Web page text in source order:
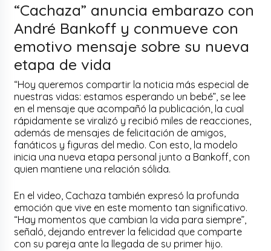
“Cachaza” anuncia embarazo con
André Bankoff y conmueve con
emotivo mensaje sobre su nueva
etapa de vida
“Hoy queremos compartir la noticia más especial de
nuestras vidas: estamos esperando un bebé”, se lee
en el mensaje que acompañó la publicación, la cual
rápidamente se viralizó y recibió miles de reacciones,
además de mensajes de felicitación de amigos,
fanáticos y figuras del medio. Con esto, la modelo
inicia una nueva etapa personal junto a Bankoff, con
quien mantiene una relación sólida.
En el video, Cachaza también expresó la profunda
emoción que vive en este momento tan significativo.
“Hay momentos que cambian la vida para siempre”,
señaló, dejando entrever la felicidad que comparte
con su pareja ante la llegada de su primer hijo.